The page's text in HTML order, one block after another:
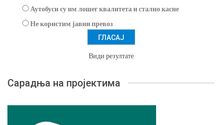
Аутобуси су им лошег квалитета и стално касне
Не користим јавни превоз
Види резултате
Сарадња на пројектима